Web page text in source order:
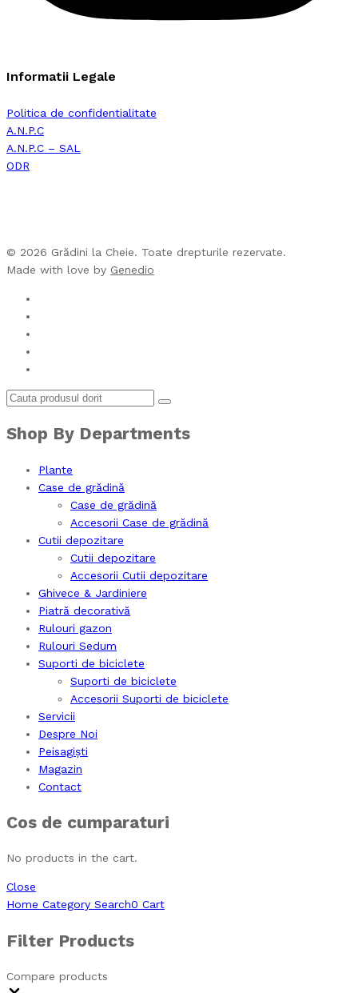
Informatii Legale
Politica de confidentialitate
A.N.P.C
A.N.P.C – SAL
ODR
© 2026 Grădini la Cheie. Toate drepturile rezervate.
Made with love by Genedio
Shop By Departments
Plante
Case de grădină
Case de grădină
Accesorii Case de grădină
Cutii depozitare
Cutii depozitare
Accesorii Cutii depozitare
Ghivece & Jardiniere
Piatră decorativă
Rulouri gazon
Rulouri Sedum
Suporti de biciclete
Suporti de biciclete
Accesorii Suporti de biciclete
Servicii
Despre Noi
Peisagiști
Magazin
Contact
Cos de cumparaturi
No products in the cart.
Close
Home Category Search0 Cart
Filter Products
Compare products